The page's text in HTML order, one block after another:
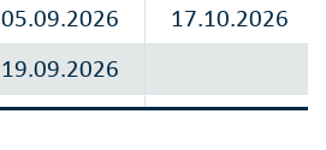
05.09.2026
17.10.2026
19.09.2026